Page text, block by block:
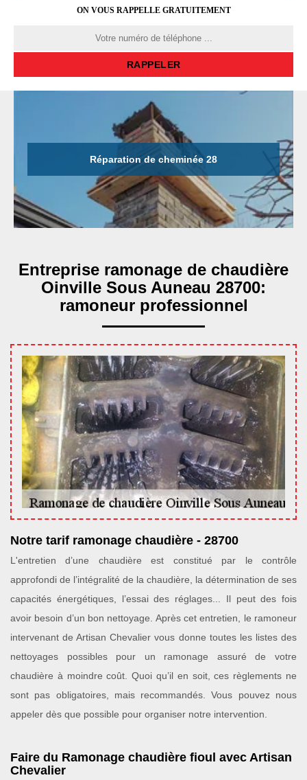
ON VOUS RAPPELLE GRATUITEMENT
Réparation de cheminée 28
Entreprise ramonage de chaudière
Oinville Sous Auneau 28700:
ramoneur professionnel
Notre tarif ramonage chaudière - 28700
L'entretien d’une chaudière est constitué par le contrôle
approfondi de l’intégralité de la chaudière, la détermination de ses
capacités énergétiques, l’essai des réglages... Il peut des fois
avoir besoin d’un bon nettoyage. Après cet entretien, le ramoneur
intervenant de Artisan Chevalier vous donne toutes les listes des
nettoyages possibles pour un ramonage assuré de votre
chaudière à moindre coût. Quoi qu’il en soit, ces règlements ne
sont pas obligatoires, mais recommandés. Vous pouvez nous
appeler dès que possible pour organiser notre intervention.
Faire du Ramonage chaudière fioul avec Artisan
Chevalier